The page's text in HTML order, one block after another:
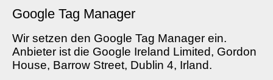
Google Tag Manager
Wir setzen den Google Tag Manager ein.
Anbieter ist die Google Ireland Limited, Gordon
House, Barrow Street, Dublin 4, Irland.